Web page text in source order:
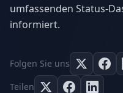
umfassenden Status-
informiert.
Folgen Sie uns
Teilen